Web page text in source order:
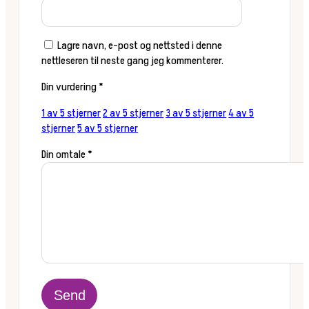
Lagre navn, e-post og nettsted i denne
nettleseren til neste gang jeg kommenterer.
Din vurdering*
1 av 5 stjerner2 av 5 stjerner3 av 5 stjerner4 av 5
stjerner5 av 5 stjerner
Din omtale*